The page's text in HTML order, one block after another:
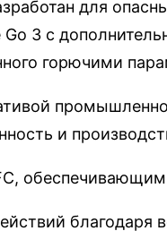
для
3 с
горючими
и
обеспечивающим